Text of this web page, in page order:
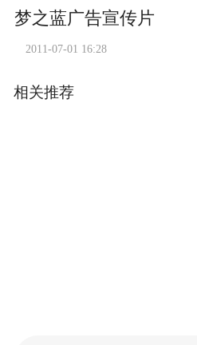
梦之蓝广告宣传片
2011-07-01 16:28
相关推荐